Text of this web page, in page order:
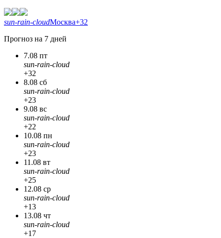
sun-rain-cloudМосква+32
Прогноз на 7 дней
7.08 пт
sun-rain-cloud
+32
8.08 сб
sun-rain-cloud
+23
9.08 вс
sun-rain-cloud
+22
10.08 пн
sun-rain-cloud
+23
11.08 вт
sun-rain-cloud
+25
12.08 ср
sun-rain-cloud
+13
13.08 чт
sun-rain-cloud
+17